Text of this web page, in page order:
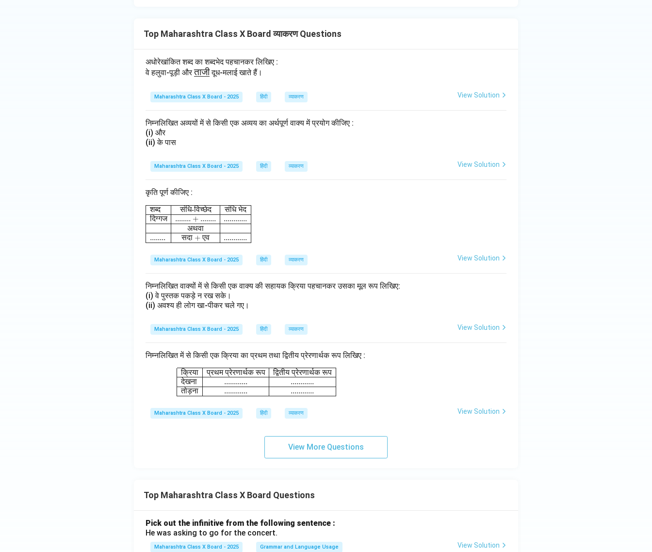
Top Maharashtra Class X Board व्याकरण Questions
अधोरेखांकित शब्द का शब्दभेद पहचानकर लिखिए :
वे हलुवा-पूड़ी और\u
erli
ne
{ता
जी}
ताजीदूध-मलाई खाते हैं।
Maharashtra Class X Board - 2025 हिंदी व्याकरण View Solution
निम्नलिखित अव्ययों में से किसी एक अव्यय का अर्थपूर्ण वाक्य में प्रयोग कीजिए :
(i) और
(ii) के पास
Maharashtra Class X Board - 2025 हिंदी व्याकरण View Solution
कृति पूर्ण कीजिए :
\begin{array}{|l|c|c|} \hline \text{शब्द} & \text{संधि-विच्छेद} & \text{संधि भेद} \\ \hline \text{दिग्गज} & \text{........ + ........} &
शब्द
दिग्गज
........
संधि-विच्छेद
........ + ........
अथवा
सदा +एव
संधि भेद
............
............
Maharashtra Class X Board - 2025 हिंदी व्याकरण View Solution
निम्नलिखित वाक्यों में से किसी एक वाक्य की सहायक क्रिया पहचानकर उसका मूल रूप लिखिए:
(i) वे पुस्तक पकड़े न रख सके।
(ii) अवश्य ही लोग खा-पीकर चले गए।
Maharashtra Class X Board - 2025 हिंदी व्याकरण View Solution
निम्नलिखित में से किसी एक क्रिया का प्रथम तथा द्वितीय प्रेरणार्थक रूप लिखिए :
\begin{array}{|l|c|c|} \hline \text{क्रिया} & \text{प्रथम प्रेरणार्थक रूप} & \text{द्वितीय प्रेरणार्थक रूप} \\ \hline
क्रिया
देखना
तोड़ना
प्रथम प्रेरणार्थक रूप
............
............
द्वितीय प्रेरणार्थक रूप
............
............
Maharashtra Class X Board - 2025 हिंदी व्याकरण View Solution
View More Questions
Top Maharashtra Class X Board Questions
Pick out the infinitive from the following sentence :
He was asking to go for the concert.
Maharashtra Class X Board - 2025 Grammar and Language Usage View Solution